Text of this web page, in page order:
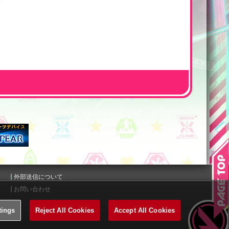
外部送信について
お問い合わせ
Reject All Cookies Accept All Cookies